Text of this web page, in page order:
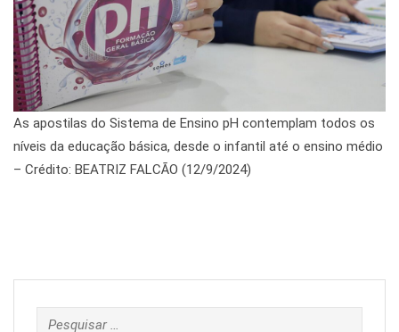
As apostilas do Sistema de Ensino pH contemplam todos os
níveis da educação básica, desde o infantil até o ensino médio
– Crédito: BEATRIZ FALCÃO (12/9/2024)
Pesquisar